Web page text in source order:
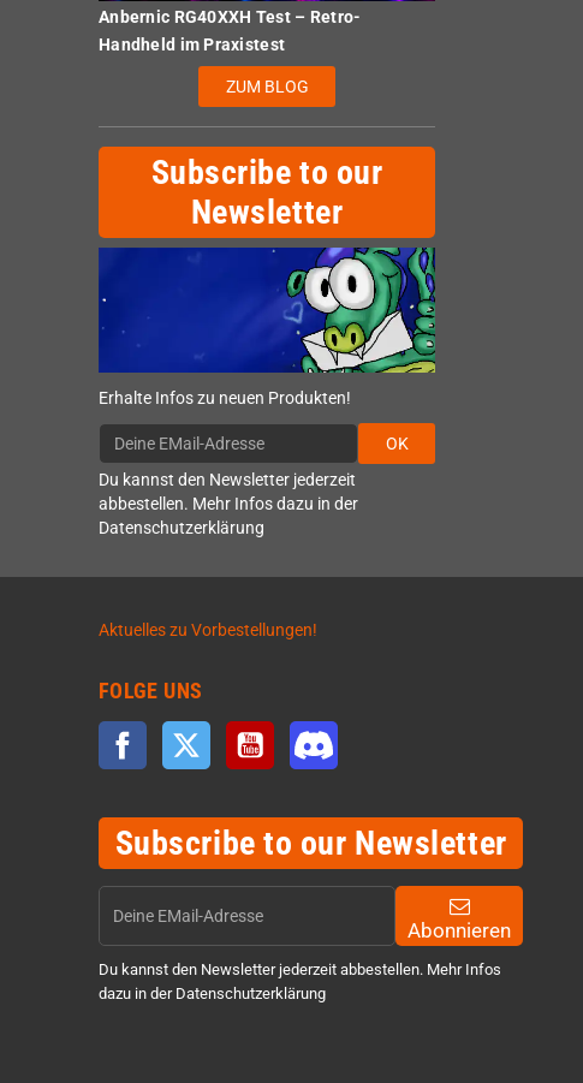
Anbernic RG40XXH Test – Retro-
Handheld im Praxistest
ZUM BLOG
Subscribe to our
Newsletter
Erhalte Infos zu neuen Produkten!
OK
Du kannst den Newsletter jederzeit
abbestellen. Mehr Infos dazu in der
Datenschutzerklärung
Aktuelles zu Vorbestellungen!
FOLGE UNS
Facebook Twitter YouTube
Subscribe to our Newsletter
Abonnieren
Du kannst den Newsletter jederzeit abbestellen. Mehr Infos
dazu in der Datenschutzerklärung